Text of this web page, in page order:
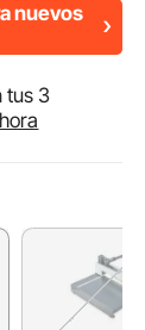
nuevos
tus 3